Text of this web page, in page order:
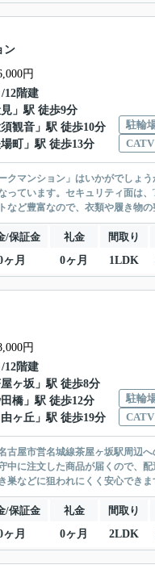
ン
円
12階建
」駅 徒歩9分
観音 」駅 徒歩10分
町 」駅 徒歩13分
駐輪
CATV
マンション」はいかがでしょ
ています。セキュリティ面は
ど豊富なので、衣類や履き物
/保証金 礼金 間取り
ヶ月 0ヶ月 1LDK
円
12階建
ヶ坂 」駅 徒歩8分
橋 」駅 徒歩12分
由ヶ丘 」駅 徒歩19分
駐輪
CATV
屋市営名城線茶屋ヶ坂駅周辺
に注文した商品が届くので、
などに狙われにくく安心でき
/保証金 礼金 間取り
ヶ月 0ヶ月 2LDK